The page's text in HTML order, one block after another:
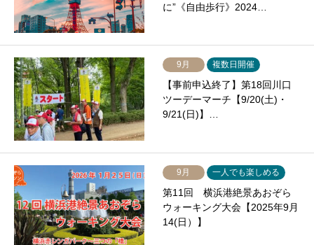
に”《自由歩行》2024…
9月 複数日開催
【事前申込終了】第18回川口
ツーデーマーチ【9/20(土)・
9/21(日)】…
9月 一人でも楽しめる
第11回 横浜港絶景あおぞら
ウォーキング大会【2025年9月
14(日）】